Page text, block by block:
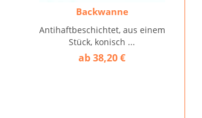
Backwanne
Antihaftbeschichtet, aus einem
Stück, konisch ...
ab 38,20 €